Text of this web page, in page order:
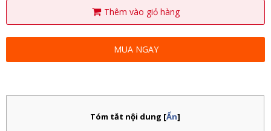
Thêm vào giỏ hàng
MUA NGAY
Tóm tắt nội dung [Ẩn]